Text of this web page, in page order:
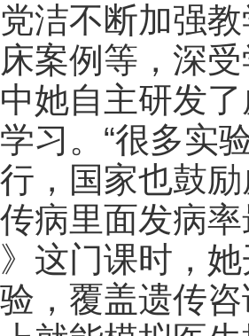
洁不断加强
案例等，深
自主研发了
习。“很多实
，国家也鼓
病里面发病
这门课时，
，覆盖遗传